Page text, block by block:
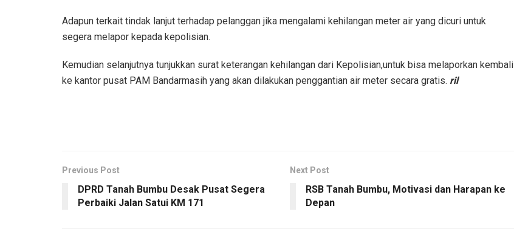
Adapun terkait tindak lanjut terhadap pelanggan jika mengalami kehilangan meter air yang dicuri untuk
segera melapor kepada kepolisian.
Kemudian selanjutnya tunjukkan surat keterangan kehilangan dari Kepolisian,untuk bisa melaporkan kembali
ke kantor pusat PAM Bandarmasih yang akan dilakukan penggantian air meter secara gratis. ril
Previous Post
DPRD Tanah Bumbu Desak Pusat Segera
Perbaiki Jalan Satui KM 171
Next Post
RSB Tanah Bumbu, Motivasi dan Harapan ke
Depan